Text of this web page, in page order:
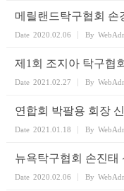
메릴랜드탁구협회 손
Date 2020.02.06 By
제1회 조지아 탁구협
Date 2021.02.27 By
연합회 박팔용 회장
Date 2021.01.18 By
뉴욕탁구협회 손진태
Date 2020.02.06 By